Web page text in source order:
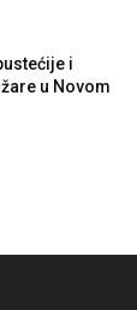
i
u Novom